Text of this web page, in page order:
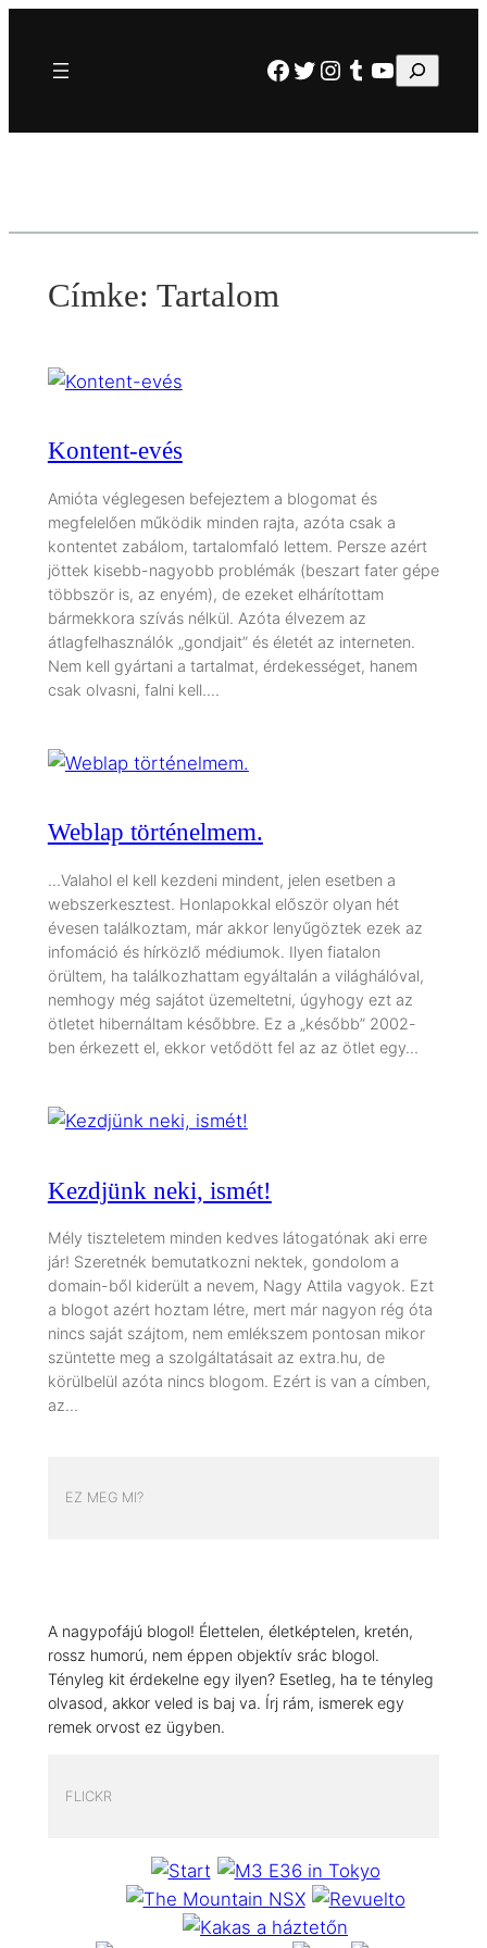
tartalomhoz
Facebook
Twitter
Instagram
Tumblr
YouTube
Keresés
Címke: Tartalom
Kontent-evés
Amióta véglegesen befejeztem a blogomat és
megfelelően működik minden rajta, azóta csak a
kontentet zabálom, tartalomfaló lettem. Persze azért
jöttek kisebb-nagyobb problémák (beszart fater gépe
többször is, az enyém), de ezeket elhárítottam
bármekkora szívás nélkül. Azóta élvezem az
átlagfelhasználók „gondjait” és életét az interneten.
Nem kell gyártani a tartalmat, érdekességet, hanem
csak olvasni, falni kell.…
Weblap történelmem.
…Valahol el kell kezdeni mindent, jelen esetben a
webszerkesztest. Honlapokkal először olyan hét
évesen találkoztam, már akkor lenyűgöztek ezek az
infomáció és hírközlő médiumok. Ilyen fiatalon
örültem, ha találkozhattam egyáltalán a világhálóval,
nemhogy még sajátot üzemeltetni, úgyhogy ezt az
ötletet hibernáltam későbbre. Ez a „később” 2002-
ben érkezett el, ekkor vetődött fel az az ötlet egy…
Kezdjünk neki, ismét!
Mély tiszteletem minden kedves látogatónak aki erre
jár! Szeretnék bemutatkozni nektek, gondolom a
domain-ből kiderült a nevem, Nagy Attila vagyok. Ezt
a blogot azért hoztam létre, mert már nagyon rég óta
nincs saját szájtom, nem emlékszem pontosan mikor
szüntette meg a szolgáltatásait az extra.hu, de
körülbelül azóta nincs blogom. Ezért is van a címben,
az…
EZ MEG MI?
A nagypofájú blogol! Élettelen, életképtelen, kretén,
rossz humorú, nem éppen objektív srác blogol.
Tényleg kit érdekelne egy ilyen? Esetleg, ha te tényleg
olvasod, akkor veled is baj va. Írj rám, ismerek egy
remek orvost ez ügyben.
FLICKR